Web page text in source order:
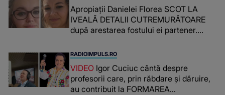
Apropiații Danielei Florea SCOT LA
IVEALĂ DETALII CUTREMURĂTOARE
după arestarea fostului ei partener.
românca ucisă în Italia și ascunsă în
lada unui pat: " Îmi pare rău că nu am
reușit să fac mai mult pentru ea și..."
RADIOIMPULS.RO
VIDEO Igor Cuciuc cântă despre
profesorii care, prin răbdare și dăruire,
au contribuit la FORMAREA